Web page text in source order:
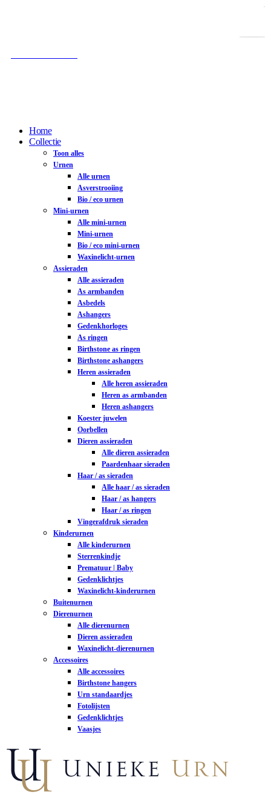
Home
Collectie
Toon alles
Urnen
Alle urnen
Asverstrooiing
Bio / eco urnen
Mini-urnen
Alle mini-urnen
Mini-urnen
Bio / eco mini-urnen
Waxinelicht-urnen
Assieraden
Alle assieraden
As armbanden
Asbedels
Ashangers
Gedenkhorloges
As ringen
Birthstone as ringen
Birthstone ashangers
Heren assieraden
Alle heren assieraden
Heren as armbanden
Heren ashangers
Koester juwelen
Oorbellen
Dieren assieraden
Alle dieren assieraden
Paardenhaar sieraden
Haar / as sieraden
Alle haar / as sieraden
Haar / as hangers
Haar / as ringen
Vingerafdruk sieraden
Kinderurnen
Alle kinderurnen
Sterrenkindje
Prematuur | Baby
Gedenklichtjes
Waxinelicht-kinderurnen
Buitenurnen
Dierenurnen
Alle dierenurnen
Dieren assieraden
Waxinelicht-dierenurnen
Accessoires
Alle accessoires
Birthstone hangers
Urn standaardjes
Fotolijsten
Gedenklichtjes
Vaasjes